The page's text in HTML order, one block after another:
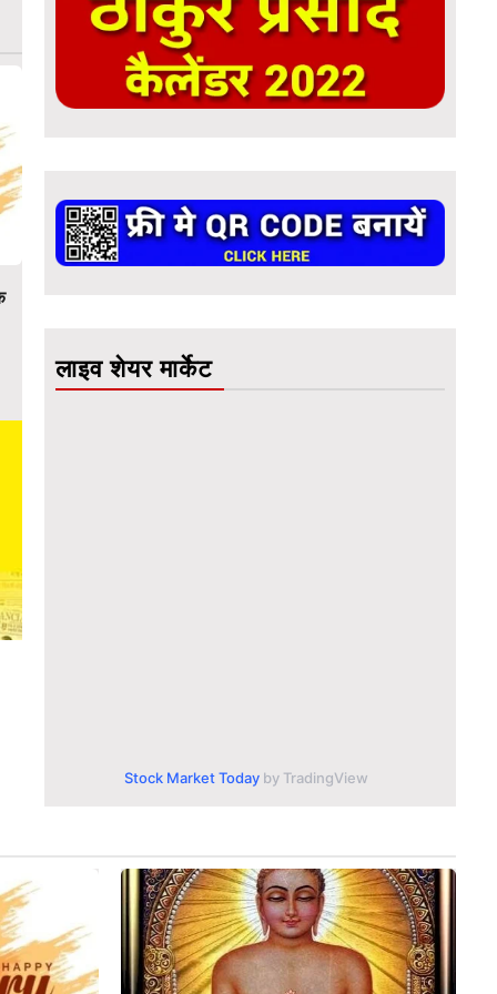
लाइव शेयर मार्केट
Stock Market Today by TradingView